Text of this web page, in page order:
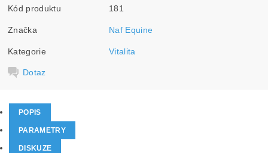
Kód produktu 181
Značka Naf Equine
Kategorie Vitalita
Dotaz
POPIS
PARAMETRY
DISKUZE